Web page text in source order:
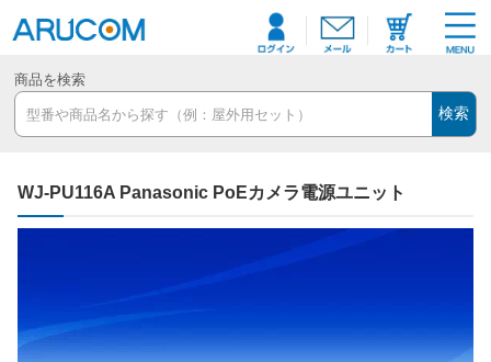
商品を検索
検索
WJ-PU116A Panasonic PoEカメラ電源ユニット